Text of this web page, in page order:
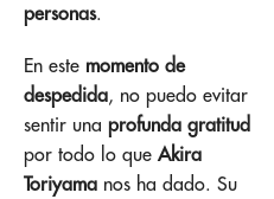
personas.
En este momento de
despedida, no puedo evitar
sentir una profunda gratitud
por todo lo que Akira
Toriyama nos ha dado. Su